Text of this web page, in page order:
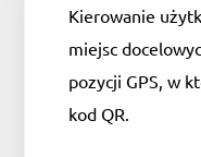
Kierowanie
miejsc
pozycji GPS, w
kod QR.